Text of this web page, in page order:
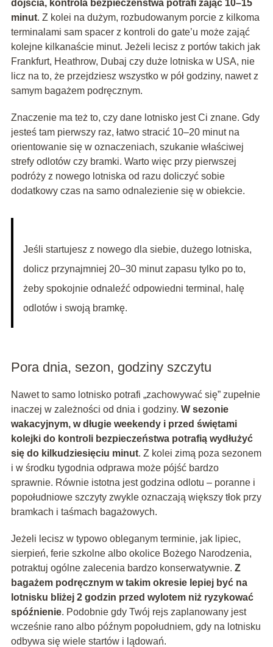
dojścia, kontrola bezpieczeństwa potrafi zająć 10–15
minut. Z kolei na dużym, rozbudowanym porcie z kilkoma
terminalami sam spacer z kontroli do gate’u może zająć
kolejne kilkanaście minut. Jeżeli lecisz z portów takich jak
Frankfurt, Heathrow, Dubaj czy duże lotniska w USA, nie
licz na to, że przejdziesz wszystko w pół godziny, nawet z
samym bagażem podręcznym.
Znaczenie ma też to, czy dane lotnisko jest Ci znane. Gdy
jesteś tam pierwszy raz, łatwo stracić 10–20 minut na
orientowanie się w oznaczeniach, szukanie właściwej
strefy odlotów czy bramki. Warto więc przy pierwszej
podróży z nowego lotniska od razu doliczyć sobie
dodatkowy czas na samo odnalezienie się w obiekcie.
Jeśli startujesz z nowego dla siebie, dużego lotniska,
dolicz przynajmniej 20–30 minut zapasu tylko po to,
żeby spokojnie odnaleźć odpowiedni terminal, halę
odlotów i swoją bramkę.
Pora dnia, sezon, godziny szczytu
Nawet to samo lotnisko potrafi „zachowywać się” zupełnie
inaczej w zależności od dnia i godziny. W sezonie
wakacyjnym, w długie weekendy i przed świętami
kolejki do kontroli bezpieczeństwa potrafią wydłużyć
się do kilkudziesięciu minut. Z kolei zimą poza sezonem
i w środku tygodnia odprawa może pójść bardzo
sprawnie. Równie istotna jest godzina odlotu – poranne i
popołudniowe szczyty zwykle oznaczają większy tłok przy
bramkach i taśmach bagażowych.
Jeżeli lecisz w typowo obleganym terminie, jak lipiec,
sierpień, ferie szkolne albo okolice Bożego Narodzenia,
potraktuj ogólne zalecenia bardzo konserwatywnie. Z
bagażem podręcznym w takim okresie lepiej być na
lotnisku bliżej 2 godzin przed wylotem niż ryzykować
spóźnienie. Podobnie gdy Twój rejs zaplanowany jest
wcześnie rano albo późnym popołudniem, gdy na lotnisku
odbywa się wiele startów i lądowań.